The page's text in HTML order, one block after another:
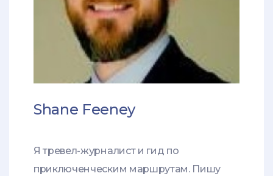
Shane Feeney
Я тревел-журналист и гид по
приключенческим маршрутам. Пишу